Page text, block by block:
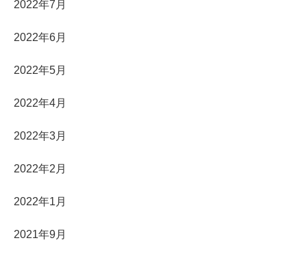
2022年7月
2022年6月
2022年5月
2022年4月
2022年3月
2022年2月
2022年1月
2021年9月